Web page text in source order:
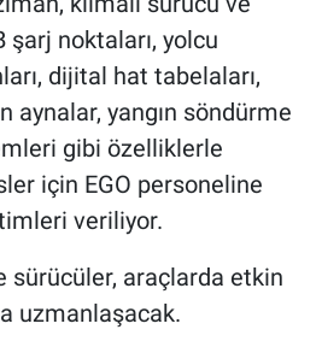
şarj noktaları, yolcu
dijital hat tabelaları,
aynalar, yangın söndürme
gibi özelliklerle
için EGO personeline
veriliyor.
sürücüler, araçlarda etkin
uzmanlaşacak.